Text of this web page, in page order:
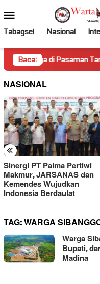
ke
kontenMobile
Tabagsel Nasional
Baca:
di Pasaman Tanpa
NASIONAL
«
Sinergi PT Palma Pertiwi
Makmur, JARSANAS dan
Kemendes Wujudkan
Indonesia Berdaulat
TAG:WARGA
Warga
Bupati,
Madina